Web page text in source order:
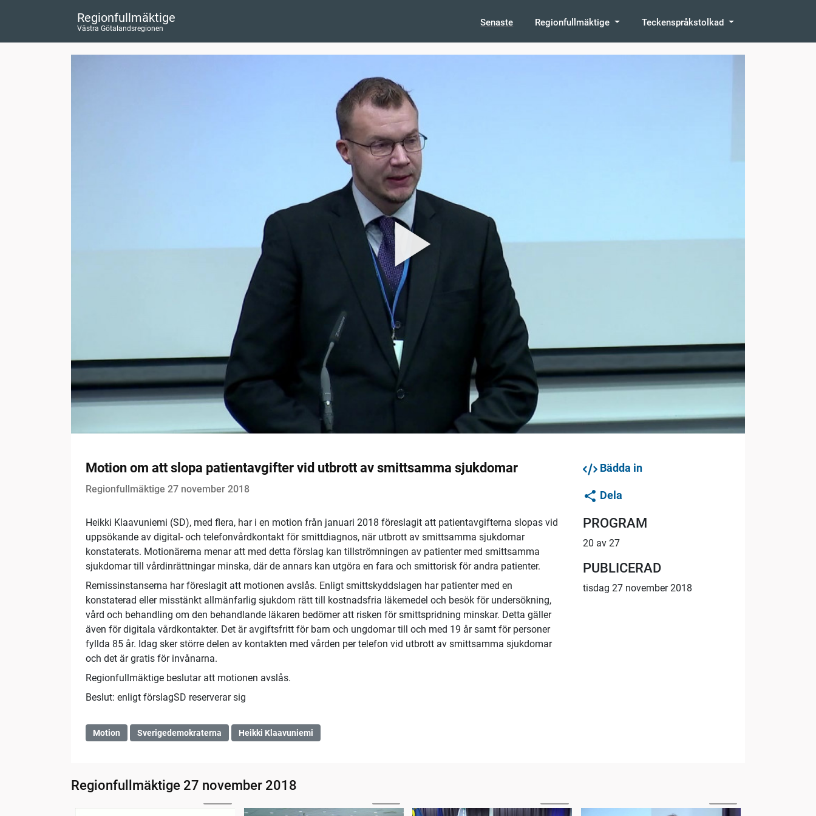
Regionfullmäktige
Västra Götalandsregionen
Senaste Regionfullmäktige Teckenspråkstolkad
Motion om att slopa patientavgifter vid utbrott av smittsamma sjukdomar
Regionfullmäktige 27 november 2018
Heikki Klaavuniemi (SD), med flera, har i en motion från januari 2018 föreslagit att patientavgifterna slopas vid
uppsökande av digital- och telefonvårdkontakt för smittdiagnos, när utbrott av smittsamma sjukdomar
konstaterats. Motionärerna menar att med detta förslag kan tillströmningen av patienter med smittsamma
sjukdomar till vårdinrättningar minska, där de annars kan utgöra en fara och smittorisk för andra patienter.
Remissinstanserna har föreslagit att motionen avslås. Enligt smittskyddslagen har patienter med en
konstaterad eller misstänkt allmänfarlig sjukdom rätt till kostnadsfria läkemedel och besök för undersökning,
vård och behandling om den behandlande läkaren bedömer att risken för smittspridning minskar. Detta gäller
även för digitala vårdkontakter. Det är avgiftsfritt för barn och ungdomar till och med 19 år samt för personer
fyllda 85 år. Idag sker större delen av kontakten med vården per telefon vid utbrott av smittsamma sjukdomar
och det är gratis för invånarna.
Regionfullmäktige beslutar att motionen avslås.
Beslut: enligt förslagSD reserverar sig
Motion Sverigedemokraterna Heikki Klaavuniemi
Bädda in
Dela
PROGRAM
20 av 27
PUBLICERAD
tisdag 27 november 2018
Regionfullmäktige 27 november 2018